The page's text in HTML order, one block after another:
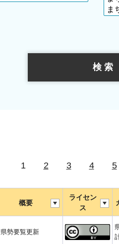
1 2 3 4 5
概要
ライセン
ス
県勢要覧更新